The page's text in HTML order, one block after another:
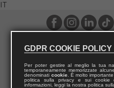
IT
GDPR COOKIE POLICY
Per poter gestire al meglio la tua
temporaneamente memorizzate
denominati cookie. È molto
politica sulla privacy e sui
informazioni, leggi la nostra politica